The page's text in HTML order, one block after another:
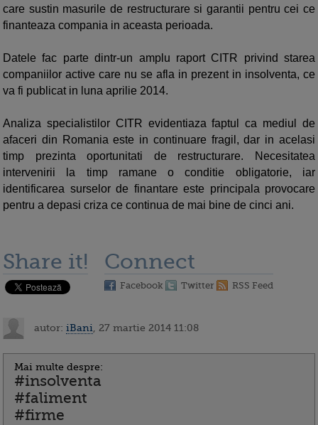
care sustin masurile de restructurare si garantii pentru cei ce
finanteaza compania in aceasta perioada.
Datele fac parte dintr-un amplu raport CITR privind starea
companiilor active care nu se afla in prezent in insolventa, ce
va fi publicat in luna aprilie 2014.
Analiza specialistilor CITR evidentiaza faptul ca mediul de
afaceri din Romania este in continuare fragil, dar in acelasi
timp prezinta oportunitati de restructurare. Necesitatea
intervenirii la timp ramane o conditie obligatorie, iar
identificarea surselor de finantare este principala provocare
pentru a depasi criza ce continua de mai bine de cinci ani.
Share it! Connect
Facebook Twitter RSS Feed
autor: iBani , 27 martie 2014 11:08
Mai multe despre:
#insolventa
#faliment
#firme